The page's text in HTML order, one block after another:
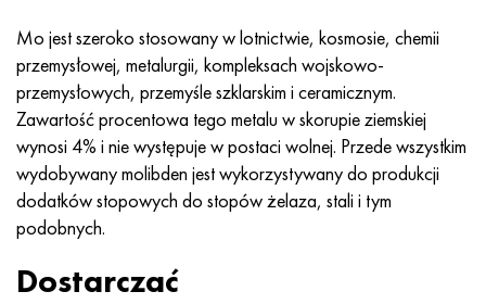
Mo jest szeroko stosowany w lotnictwie, kosmosie, chemii
przemysłowej, metalurgii, kompleksach wojskowo-
przemysłowych, przemyśle szklarskim i ceramicznym.
Zawartość procentowa tego metalu w skorupie ziemskiej
wynosi 4% i nie występuje w postaci wolnej. Przede wszystkim
wydobywany molibden jest wykorzystywany do produkcji
dodatków stopowych do stopów żelaza, stali i tym
podobnych.
Dostarczać